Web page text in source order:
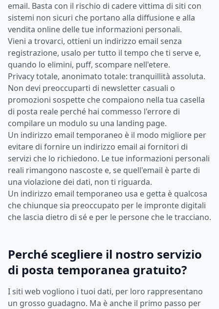
email. Basta con il rischio di cadere vittima di siti con
sistemi non sicuri che portano alla diffusione e alla
vendita online delle tue informazioni personali.
Vieni a trovarci, ottieni un indirizzo email senza
registrazione, usalo per tutto il tempo che ti serve e,
quando lo elimini, puff, scompare nell'etere.
Privacy totale, anonimato totale: tranquillità assoluta.
Non devi preoccuparti di newsletter casuali o
promozioni sospette che compaiono nella tua casella
di posta reale perché hai commesso l'errore di
compilare un modulo su una landing page.
Un indirizzo email temporaneo è il modo migliore per
evitare di fornire un indirizzo email ai fornitori di
servizi che lo richiedono. Le tue informazioni personali
reali rimangono nascoste e, se quell'email è parte di
una violazione dei dati, non ti riguarda.
Un indirizzo email temporaneo usa e getta è qualcosa
che chiunque sia preoccupato per le impronte digitali
che lascia dietro di sé e per le persone che le tracciano.
Perché scegliere il nostro servizio
di posta temporanea gratuito?
I siti web vogliono i tuoi dati, per loro rappresentano
un grosso guadagno. Ma è anche il primo passo per